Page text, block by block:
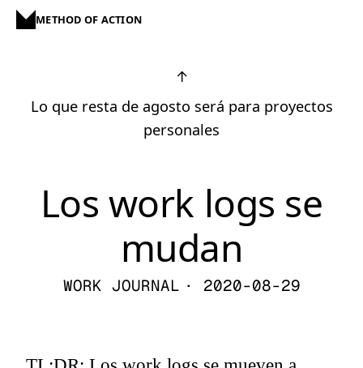
METHOD OF ACTION
↑
Lo que resta de agosto será para proyectos
personales
Los work logs se
mudan
WORK JOURNAL · 2020-08-29